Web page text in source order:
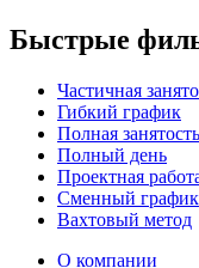
Быстрые
Частичная
Гибкий график
Полная занятость
Полный день
Проектная
Сменный график
Вахтовый метод
О компании